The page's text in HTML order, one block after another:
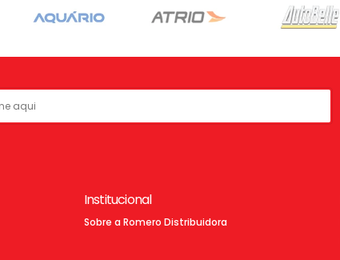
Institucional
Sobre a Romero Distribuidora